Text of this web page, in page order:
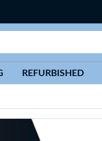
REFURBISHED